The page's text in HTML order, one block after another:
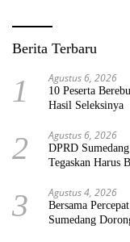
Berita Terbaru
1 Agustus 6, 2026
10 Peserta
Hasil Seleksinya
2 Agustus 6, 2026
DPRD
Tegaskan Harus
3 Agustus 4, 2026
Bersama
Sumedang